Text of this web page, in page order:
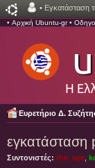
• Εγκατάσταση
• Αρχική Ubuntu-gr•
Ευρετήριο Δ.
εγκατάσταση
Συντονιστές: the_eye